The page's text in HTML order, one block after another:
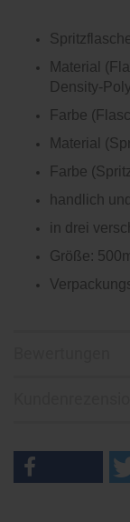
Material
Density-
Farbe
Material
Farbe
handlich
in drei
Größe: